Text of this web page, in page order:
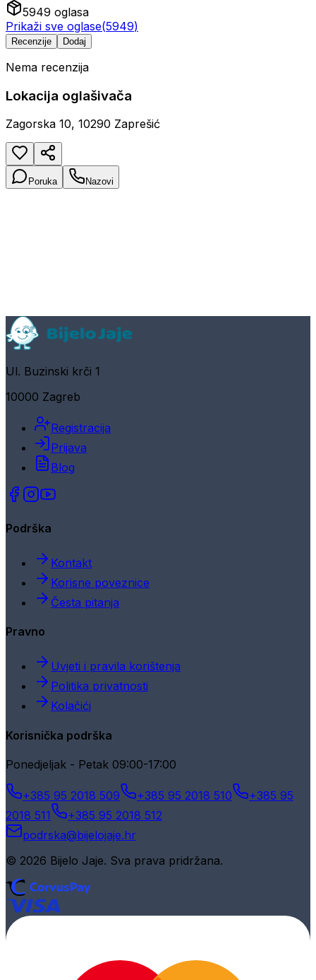
5949 oglasa
Prikaži sve oglase(5949)
Recenzije Dodaj
Nema recenzija
Lokacija oglašivača
Zagorska 10, 10290 Zaprešić
Poruka Nazovi
Ul. Buzinski krči 1
10000 Zagreb
Registracija
Prijava
Blog
Podrška
Kontakt
Korisne poveznice
Česta pitanja
Pravno
Uvjeti i pravila korištenja
Politika privatnosti
Kolačići
Korisnička podrška
Ponedjeljak - Petak 09:00-17:00
+385 95 2018 509 +385 95 2018 510
+385 95
2018 511
+385 95 2018 512
podrska@bijelojaje.hr
© 2026 Bijelo Jaje. Sva prava pridržana.